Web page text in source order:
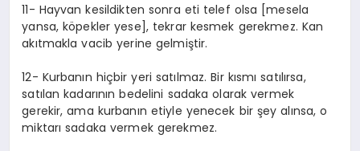
11- Hayvan kesildikten sonra eti telef olsa [mesela
yansa, köpekler yese], tekrar kesmek gerekmez. Kan
akıtmakla vacib yerine gelmiştir.
12- Kurbanın hiçbir yeri satılmaz. Bir kısmı satılırsa,
satılan kadarının bedelini sadaka olarak vermek
gerekir, ama kurbanın etiyle yenecek bir şey alınsa, o
miktarı sadaka vermek gerekmez.